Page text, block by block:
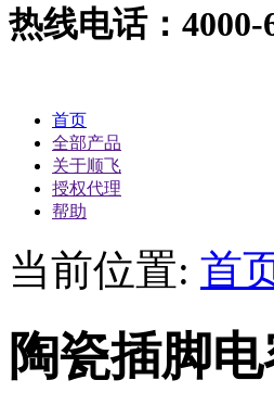
热线电话：4000-
首页
全部产品
关于顺飞
授权代理
帮助
当前位置: 首
陶瓷插脚